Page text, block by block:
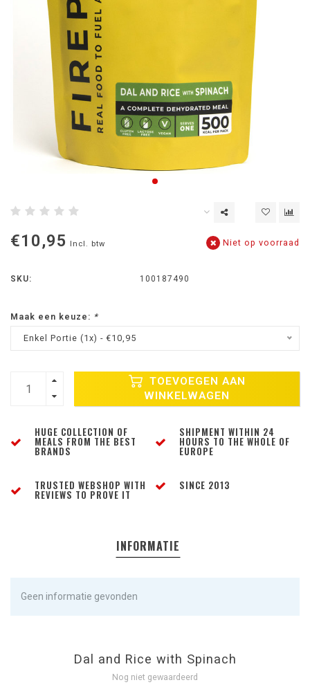
€10,95 Incl. btw Niet op voorraad
SKU: 100187490
Maak een keuze: *
Enkel Portie (1x) - €10,95
TOEVOEGEN AAN
WINKELWAGEN
HUGE COLLECTION OF
MEALS FROM THE BEST
BRANDS
SHIPMENT WITHIN 24
HOURS TO THE WHOLE OF
EUROPE
TRUSTED WEBSHOP WITH
REVIEWS TO PROVE IT
SINCE 2013
INFORMATIE
Geen informatie gevonden
Dal and Rice with Spinach
Nog niet gewaardeerd